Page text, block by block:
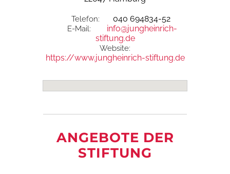
Telefon: 040 694834-52
E-Mail:
info@jungheinrich-
stiftung.de
Website:
https://www.jungheinrich-stiftung.de
ANGEBOTE DER
STIFTUNG